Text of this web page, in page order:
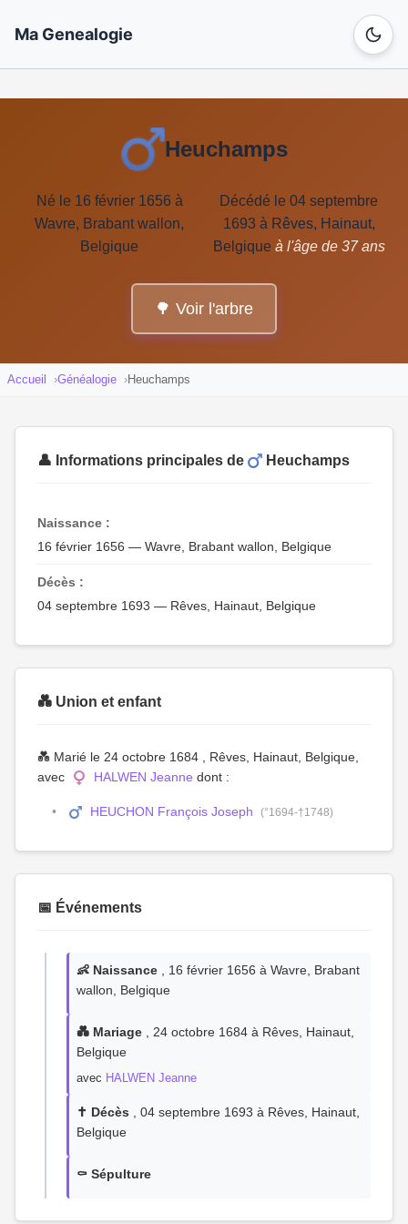
Ma Genealogie
Heuchamps
Né le 16 février 1656 à
Wavre, Brabant wallon,
Belgique
Décédé le 04 septembre
1693 à Rêves, Hainaut,
Belgique à l'âge de 37 ans
🌳 Voir l'arbre
Accueil Généalogie Heuchamps
👤 Informations principales de Heuchamps
Naissance :
16 février 1656 — Wavre, Brabant wallon, Belgique
Décès :
04 septembre 1693 — Rêves, Hainaut, Belgique
💑 Union et enfant
💑 Marié le 24 octobre 1684 , Rêves, Hainaut, Belgique,
avec
HALWEN Jeanne dont :
HEUCHON François Joseph (°1694-†1748)
📅 Événements
👶 Naissance , 16 février 1656 à Wavre, Brabant
wallon, Belgique
💑 Mariage , 24 octobre 1684 à Rêves, Hainaut,
Belgique
avec HALWEN Jeanne
✝️ Décès , 04 septembre 1693 à Rêves, Hainaut,
Belgique
⚰️ Sépulture